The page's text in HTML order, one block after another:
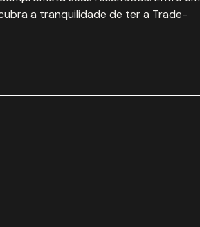
a tranquilidade de ter a Trade-